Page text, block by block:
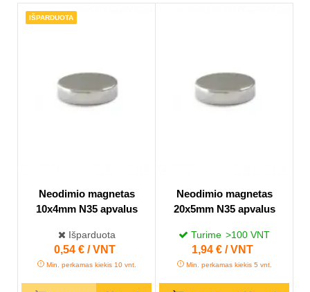
IŠPARDUOTA
Neodimio magnetas
10x4mm N35 apvalus
Išparduota
Kaina
0,54 € / VNT
Min. perkamas kiekis 10 vnt.
Neodimio magnetas
20x5mm N35 apvalus
Turime >100 VNT
Kaina
1,94 € / VNT
Min. perkamas kiekis 5 vnt.